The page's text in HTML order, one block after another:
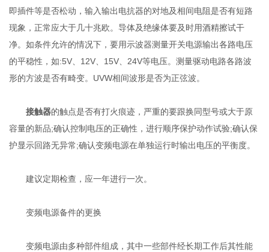
即插件等是否松动，输入输出电抗器的对地及相间电阻是否有短路
现象，正常应大于几十兆欧。导体及绝缘体要及时用酒精擦试干
净。如条件允许的情况下，要用示波器测量开关电源输出各路电压
的平稳性，如:5V、12V、15V、24V等电压。测量驱动电路各路波
形的方波是否有畸变。UVW相间波形是否为正弦波。
接触器的触点是否有打火痕迹，严重的要跟换同型号或大于原
容量的新品;确认控制电压的正确性，进行顺序保护动作试验;确认保
护显示回路无异常;确认变频电源在单独运行时输出电压的平衡度。
建议定期检查，应一年进行一次。
变频电源备件的更换
变频电源由多种部件组成，其中一些部件经长期工作后其性能